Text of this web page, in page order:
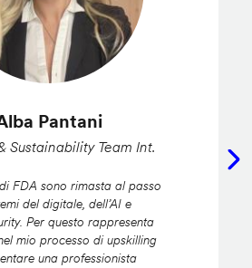
Pantani
Sustainability Team Int.
FDA sono rimasta al passo
del digitale, dell’AI e
Per questo rappresenta
mio processo di upskilling
una professionista